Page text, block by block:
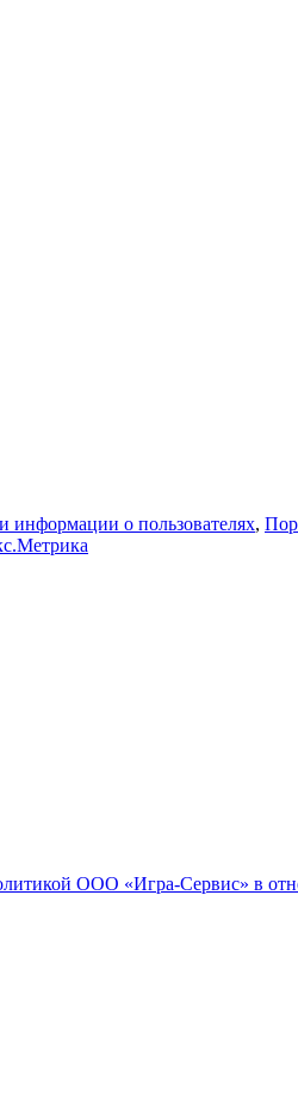
о пользователях,
ООО «Игра-Сервис» в